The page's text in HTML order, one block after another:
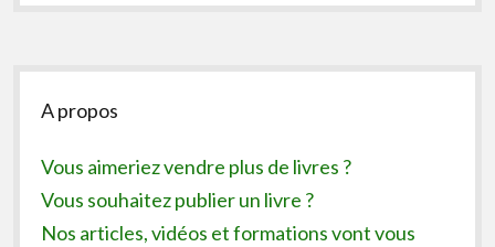
Sidebar
A propos
Vous aimeriez vendre plus de livres ?
Vous souhaitez publier un livre ?
Nos articles, vidéos et formations vont vous